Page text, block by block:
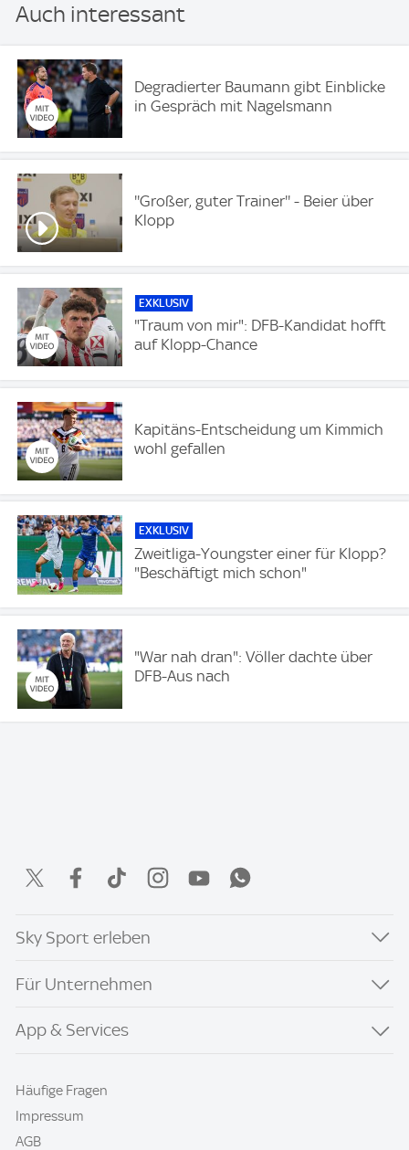
Auch interessant
Degradierter Baumann gibt Einblicke
in Gespräch mit Nagelsmann
''Großer, guter Trainer'' - Beier über
Klopp
EXKLUSIV
"Traum von mir": DFB-Kandidat hofft
auf Klopp-Chance
Kapitäns-Entscheidung um Kimmich
wohl gefallen
EXKLUSIV
Zweitliga-Youngster einer für Klopp?
"Beschäftigt mich schon"
"War nah dran": Völler dachte über
DFB-Aus nach
Sky Sport erleben
Für Unternehmen
App & Services
Häufige Fragen
Impressum
AGB